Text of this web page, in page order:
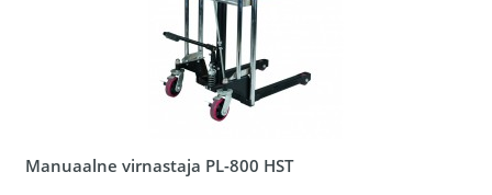
Manuaalne virnastaja PL-800 HST